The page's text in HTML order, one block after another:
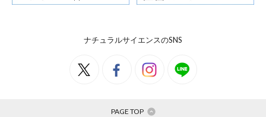
ナチュラルサイエンスのSNS
PAGE TOP